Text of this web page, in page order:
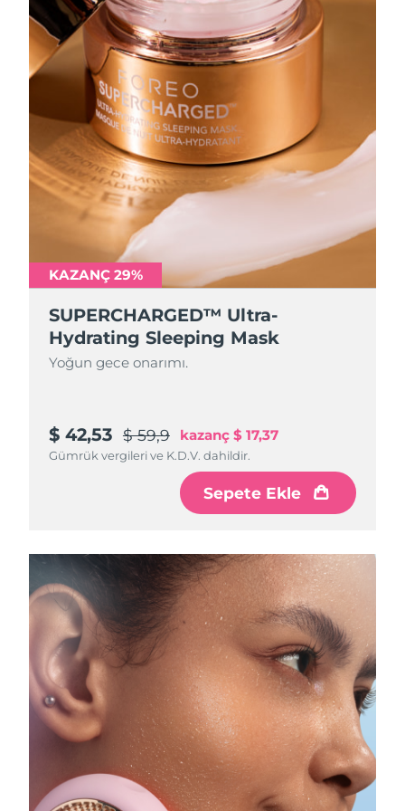
KAZANÇ 29%
SUPERCHARGED™ Ultra-
Hydrating Sleeping Mask
Yoğun gece onarımı.
$ 42,53 $ 59,9 kazanç $ 17,37
Gümrük vergileri ve K.D.V. dahildir.
Sepete Ekle